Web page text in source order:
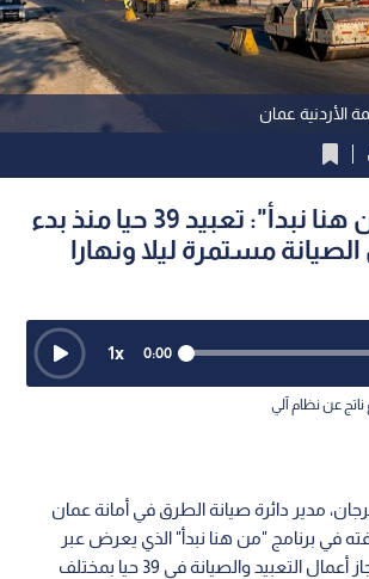
الأردنية عمان
العرجان لـ"من هنا نبدأ": تعبيد 39 حيا منذ بدء
مستمرة ليلا ونهارا
0:00
1x
عن نظام آلي
مدير دائرة صيانة الطرق في أمانة عمان
في برنامج "من هنا نبدأ" الذي يعرض عبر
شاشة "رؤيا"، عن إنجاز أعمال التعبيد والصيانة في 39 حيا بمختلف